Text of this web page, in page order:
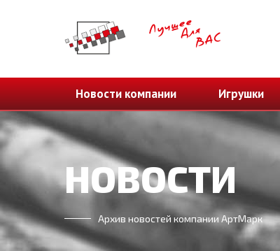
Новости компании Игрушки
НОВОСТИ
Архив новостей компании АртМарк